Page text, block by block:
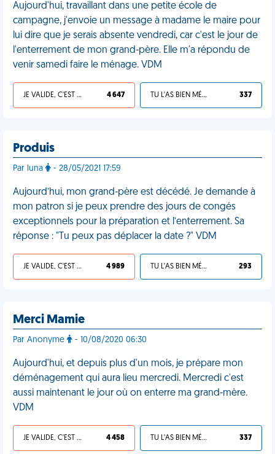
Aujourd'hui, travaillant dans une petite école de
campagne, j'envoie un message à madame le maire pour
lui dire que je serais absente vendredi, car c'est le jour de
l'enterrement de mon grand-père. Elle m'a répondu de
venir samedi faire le ménage. VDM
JE VALIDE, C'EST UNE VDM 4 647 TU L'AS BIEN MÉRITÉ 337
Produis
Par luna - 28/05/2021 17:59
Aujourd’hui, mon grand-père est décédé. Je demande à
mon patron si je peux prendre des jours de congés
exceptionnels pour la préparation et l’enterrement. Sa
réponse : "Tu peux pas déplacer la date ?" VDM
JE VALIDE, C'EST UNE VDM 4 989 TU L'AS BIEN MÉRITÉ 293
Merci Mamie
Par Anonyme - 10/08/2020 06:30
Aujourd'hui, et depuis plus d'un mois, je prépare mon
déménagement qui aura lieu mercredi. Mercredi c'est
aussi maintenant le jour où on enterre ma grand-mère.
VDM
JE VALIDE, C'EST UNE VDM 4 458 TU L'AS BIEN MÉRITÉ 337